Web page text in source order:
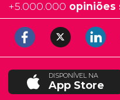
+5.000.000 opiniões
DISPONÍVEL NA
App Store